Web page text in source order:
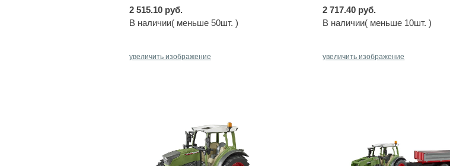
2 515.10 руб.
В наличии( меньше 50шт. )
2 717.40 руб.
В наличии( меньше 10шт. )
увеличить изображение увеличить изображение